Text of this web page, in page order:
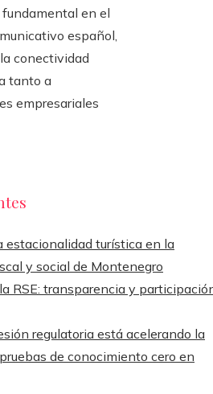
en el
español,
conectividad
tanto a
empresariales
estacionalidad turística en la
y social de Montenegro
RSE: transparencia y
regulatoria está acelerando la
de conocimiento cero en